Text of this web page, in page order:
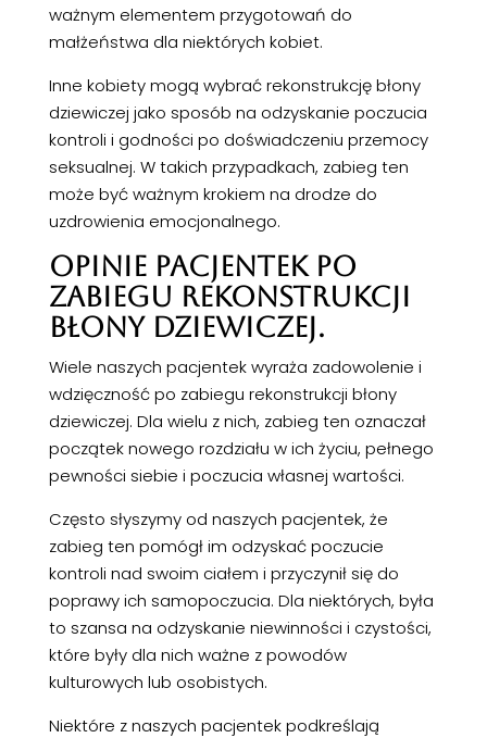
ważnym elementem przygotowań do
małżeństwa dla niektórych kobiet.
Inne kobiety mogą wybrać rekonstrukcję błony
dziewiczej jako sposób na odzyskanie poczucia
kontroli i godności po doświadczeniu przemocy
seksualnej. W takich przypadkach, zabieg ten
może być ważnym krokiem na drodze do
uzdrowienia emocjonalnego.
OPINIE PACJENTEK PO
ZABIEGU REKONSTRUKCJI
BŁONY DZIEWICZEJ.
Wiele naszych pacjentek wyraża zadowolenie i
wdzięczność po zabiegu rekonstrukcji błony
dziewiczej. Dla wielu z nich, zabieg ten oznaczał
początek nowego rozdziału w ich życiu, pełnego
pewności siebie i poczucia własnej wartości.
Często słyszymy od naszych pacjentek, że
zabieg ten pomógł im odzyskać poczucie
kontroli nad swoim ciałem i przyczynił się do
poprawy ich samopoczucia. Dla niektórych, była
to szansa na odzyskanie niewinności i czystości,
które były dla nich ważne z powodów
kulturowych lub osobistych.
Niektóre z naszych pacjentek podkreślają